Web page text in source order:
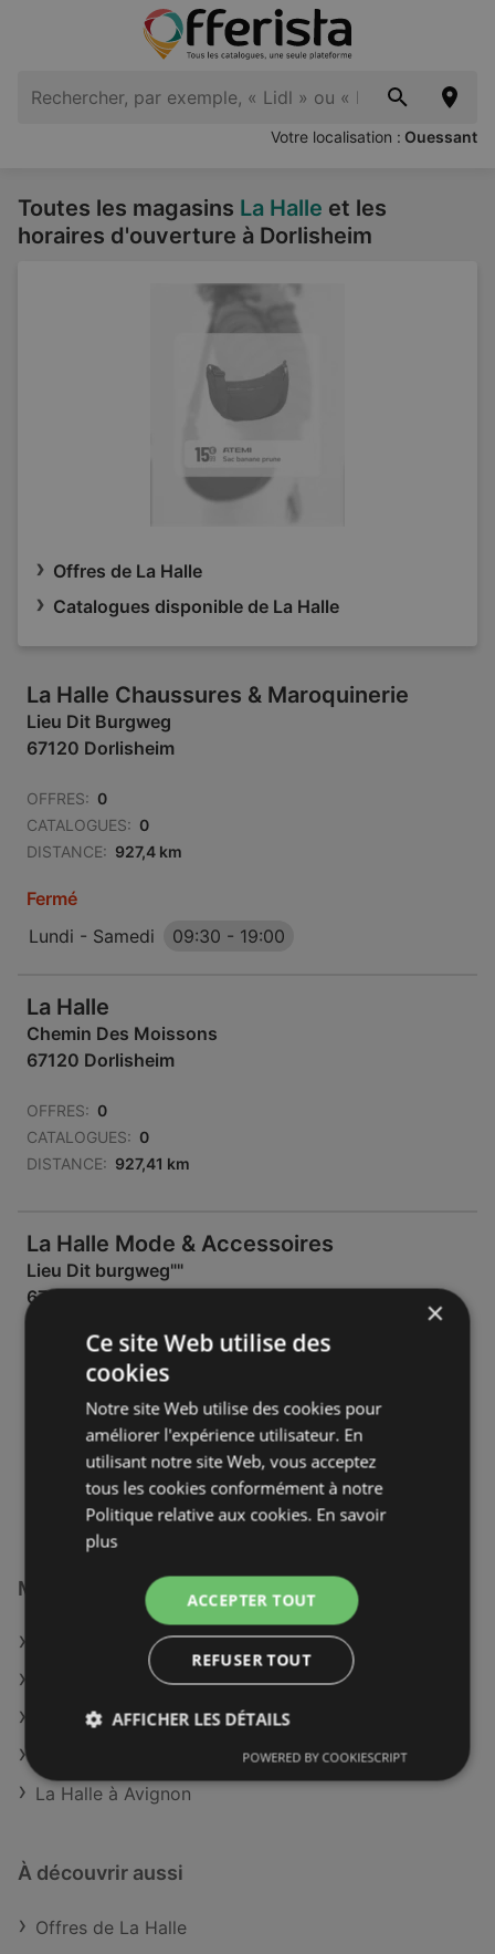
Votre localisation : Ouessant
Toutes les magasins La Halle et les
horaires d'ouverture à Dorlisheim
Offres de La Halle
Catalogues disponible de La Halle
La Halle Chaussures & Maroquinerie
Lieu Dit Burgweg
67120 Dorlisheim
OFFRES: 0
CATALOGUES: 0
DISTANCE: 927,4 km
Fermé
Lundi - Samedi
09:30 - 19:00
La Halle
Chemin Des Moissons
67120 Dorlisheim
OFFRES: 0
CATALOGUES: 0
DISTANCE: 927,41 km
La Halle Mode & Accessoires
Lieu Dit burgweg""
67120 Dorlisheim
OFFRES: 0
CATALOGUES: 0
DISTANCE:
927,42 km
Lundi - Samedi
09:30-19:00
Magasins La Halle à :
La Halle à Montargis
La Halle à Corte
La Halle à Thann-Guebwiller
La Halle à Avignon
À découvrir aussi
Offres de La Halle
×
Ce site Web utilise des
cookies
Notre site Web utilise des cookies pour
améliorer l'expérience utilisateur. En
utilisant notre site Web, vous acceptez
tous les cookies conformément à notre
Politique relative aux cookies. En savoir
plus
ACCEPTER TOUT
REFUSER TOUT
AFFICHER LES DÉTAILS
POWERED BY COOKIESCRIPT